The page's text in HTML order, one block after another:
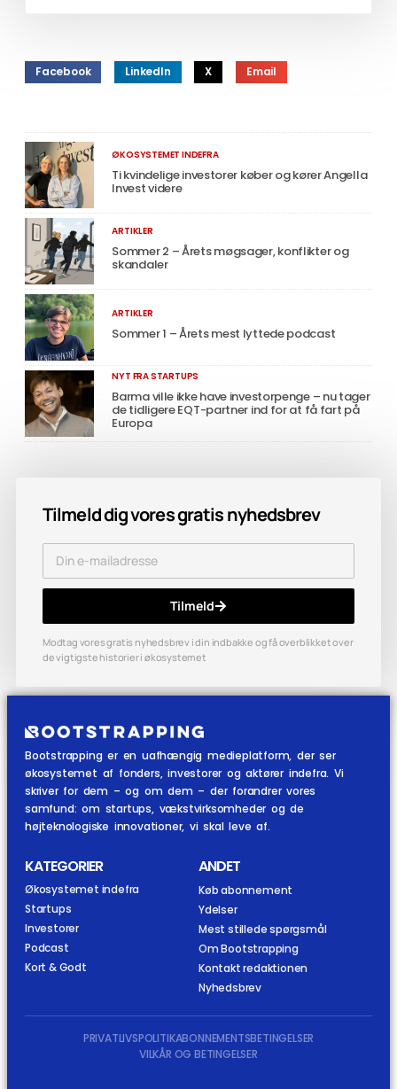
Facebook LinkedIn X Email
ØKOSYSTEMET INDEFRA
Ti kvindelige investorer køber og kører Angella
Invest videre
ARTIKLER
Sommer 2 – Årets møgsager, konflikter og
skandaler
ARTIKLER
Sommer 1 – Årets mest lyttede podcast
NYT FRA STARTUPS
Barma ville ikke have investorpenge – nu tager
de tidligere EQT-partner ind for at få fart på
Europa
Tilmeld dig vores gratis nyhedsbrev
Tilmeld
Modtag vores gratis nyhedsbrev i din indbakke og få overblikket over
de vigtigste historier i økosystemet
Bootstrapping er en uafhængig medieplatform, der ser
økosystemet af fonders, investorer og aktører indefra. Vi
skriver for dem – og om dem – der forandrer vores
samfund: om startups, vækstvirksomheder og de
højteknologiske innovationer, vi skal leve af.
KATEGORIER
Økosystemet indefra
Startups
Investorer
Podcast
Kort & Godt
ANDET
Køb abonnement
Ydelser
Mest stillede spørgsmål
Om Bootstrapping
Kontakt redaktionen
Nyhedsbrev
PRIVATLIVSPOLITIKABONNEMENTSBETINGELSER
VILKÅR OG BETINGELSER